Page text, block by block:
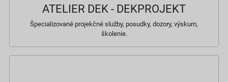
ATELIER DEK - DEKPROJEKT
Špecializované projekčné služby, posudky, dozory, výskum,
školenie.